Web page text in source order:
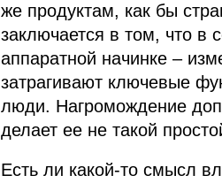
же продуктам, как бы
заключается в том, что в
аппаратной начинке –
затрагивают ключевые
люди. Нагромождение
делает ее не такой
Есть ли какой-то смысл